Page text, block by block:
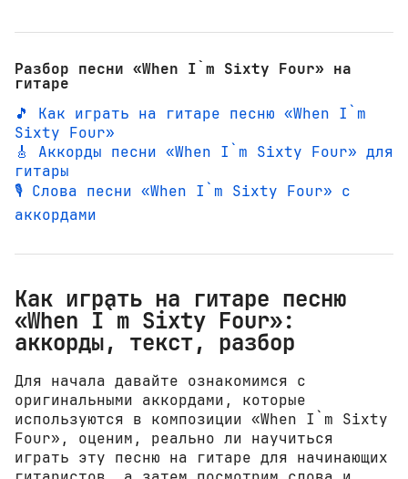
Разбор песни «When I`m Sixty Four» на
гитаре
🎵 Как играть на гитаре песню «When I`m
Sixty Four»
🎸 Аккорды песни «When I`m Sixty Four» для
гитары
🎙️ Слова песни «When I`m Sixty Four» с
аккордами
Как играть на гитаре песню
«When I`m Sixty Four»:
аккорды, текст, разбор
Для начала давайте ознакомимся с
оригинальными аккордами, которые
используются в композиции «When I`m Sixty
Four», оценим, реально ли научиться
играть эту песню на гитаре для начинающих